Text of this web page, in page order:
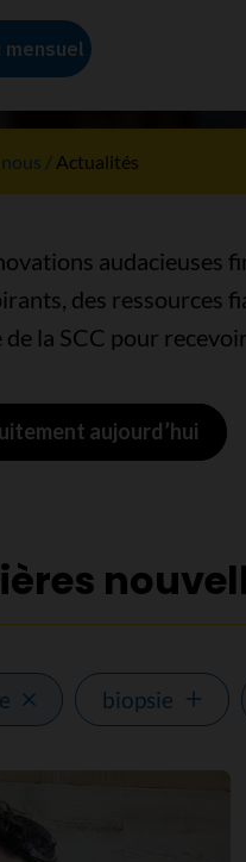
ensemble,
Actualités
audacieuses
des ressources
de la SCC pour
aujourd’hui
biopsie